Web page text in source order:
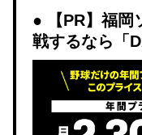
【PR】福
戦するなら「